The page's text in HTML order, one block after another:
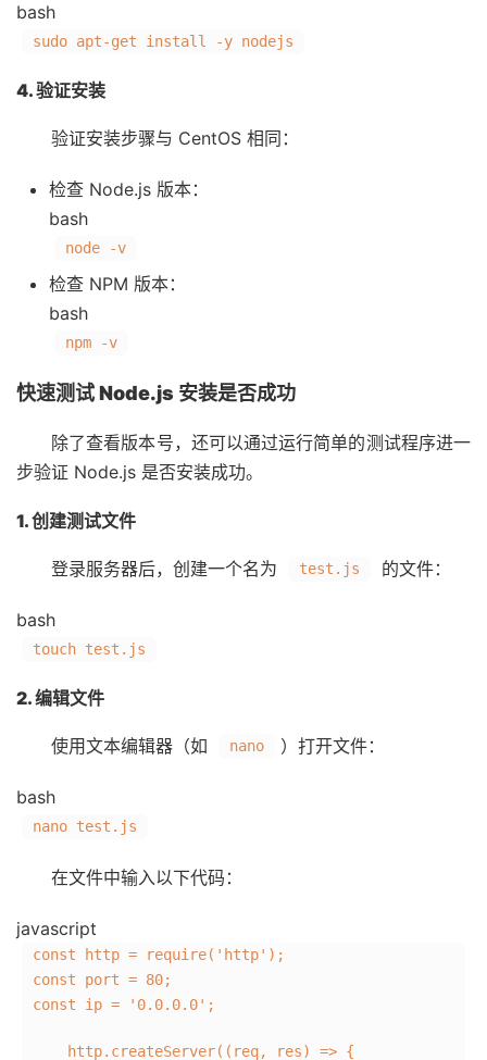
bash
sudo apt-get install -y nodejs
4. 验证安装
验证安装步骤与 CentOS 相同：
检查 Node.js 版本：
bash
node -v
检查 NPM 版本：
bash
npm -v
快速测试 Node.js 安装是否成功
除了查看版本号，还可以通过运行简单的测试程序进一
步验证 Node.js 是否安装成功。
1. 创建测试文件
登录服务器后，创建一个名为 test.js 的文件：
bash
touch test.js
2. 编辑文件
使用文本编辑器（如 nano ）打开文件：
bash
nano test.js
在文件中输入以下代码：
javascript
const http = require( 'http' );
const port = 80;
const ip = '0.0.0.0' ;
http. createServer( ( req, res) => {